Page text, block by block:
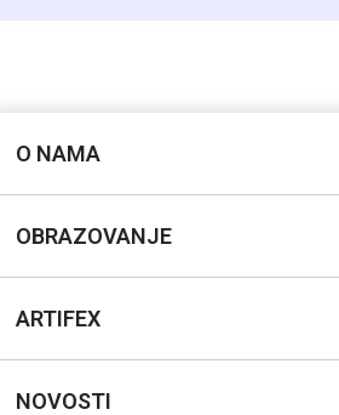
O NAMA
OBRAZOVANJE
ARTIFEX
NOVOSTI